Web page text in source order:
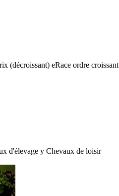
(décroissant) eRace ordre croissant
d'élevage y Chevaux de loisir